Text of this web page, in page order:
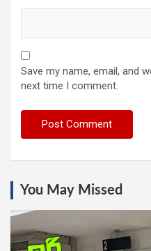
Save my name, email, and
next time I comment.
You May Missed